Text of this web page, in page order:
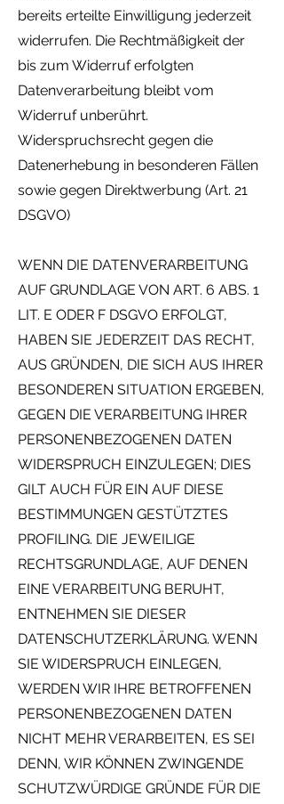
bereits erteilte Einwilligung jederzeit
widerrufen. Die Rechtmäßigkeit der
bis zum Widerruf erfolgten
Datenverarbeitung bleibt vom
Widerruf unberührt.
Widerspruchsrecht gegen die
Datenerhebung in besonderen Fällen
sowie gegen Direktwerbung (Art. 21
DSGVO)
WENN DIE DATENVERARBEITUNG
AUF GRUNDLAGE VON ART. 6 ABS. 1
LIT. E ODER F DSGVO ERFOLGT,
HABEN SIE JEDERZEIT DAS RECHT,
AUS GRÜNDEN, DIE SICH AUS IHRER
BESONDEREN SITUATION ERGEBEN,
GEGEN DIE VERARBEITUNG IHRER
PERSONENBEZOGENEN DATEN
WIDERSPRUCH EINZULEGEN; DIES
GILT AUCH FÜR EIN AUF DIESE
BESTIMMUNGEN GESTÜTZTES
PROFILING. DIE JEWEILIGE
RECHTSGRUNDLAGE, AUF DENEN
EINE VERARBEITUNG BERUHT,
ENTNEHMEN SIE DIESER
DATENSCHUTZERKLÄRUNG. WENN
SIE WIDERSPRUCH EINLEGEN,
WERDEN WIR IHRE BETROFFENEN
PERSONENBEZOGENEN DATEN
NICHT MEHR VERARBEITEN, ES SEI
DENN, WIR KÖNNEN ZWINGENDE
SCHUTZWÜRDIGE GRÜNDE FÜR DIE